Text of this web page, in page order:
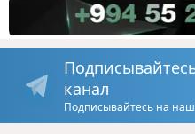
канал
Подписывайтесь на